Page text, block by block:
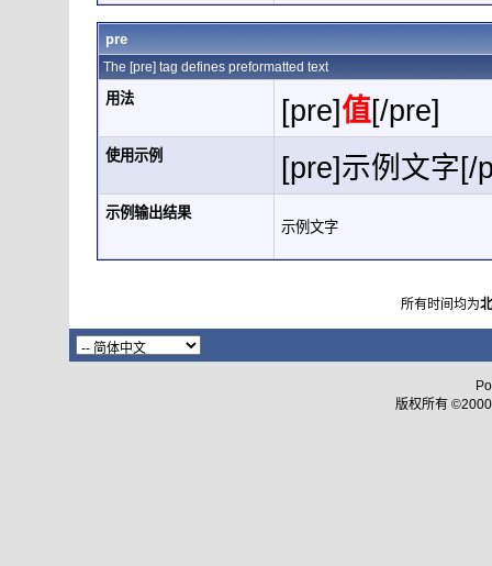
pre
The [pre] tag defines preformatted text
用法 [pre]值[/pre]
使用示例 [pre]示例文字[/
示例输出结果
示例文字
所有时间均为
版权所有